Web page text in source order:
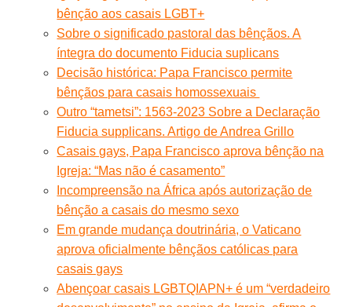
bênção aos casais LGBT+
Sobre o significado pastoral das bênçãos. A
íntegra do documento Fiducia suplicans
Decisão histórica: Papa Francisco permite
bênçãos para casais homossexuais
Outro “tametsi”: 1563-2023 Sobre a Declaração
Fiducia supplicans. Artigo de Andrea Grillo
Casais gays, Papa Francisco aprova bênção na
Igreja: “Mas não é casamento”
Incompreensão na África após autorização de
bênção a casais do mesmo sexo
Em grande mudança doutrinária, o Vaticano
aprova oficialmente bênçãos católicas para
casais gays
Abençoar casais LGBTQIAPN+ é um “verdadeiro